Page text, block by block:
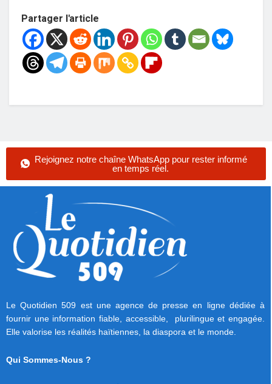
Partager l'article
Rejoignez notre chaîne WhatsApp pour rester informé
en temps réel.
Le Quotidien 509 est une agence de presse en ligne dédiée à
fournir une information fiable, accessible, plurilingue et engagée.
Elle valorise les réalités haïtiennes, la diaspora et le monde.
Qui Sommes-Nous ?